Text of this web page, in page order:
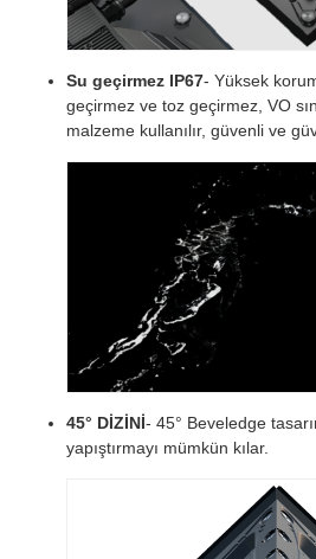
Su geçirmez IP67- Yüksek
geçirmez ve toz geçirmez, VO
malzeme kullanılır, güvenli ve
45° DİZİNİ- 45° Beveledge
yapıştırmayı mümkün kılar.